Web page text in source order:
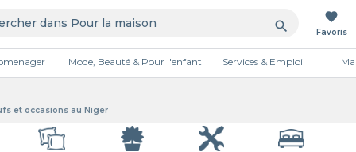
search
favorite
Favoris
Mode, Beauté & Pour l'enfant Services & Emploi
et occasions au Niger